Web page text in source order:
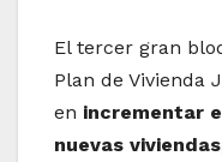
El tercer gran
Plan de Vivienda
en incrementar
nuevas viviendas